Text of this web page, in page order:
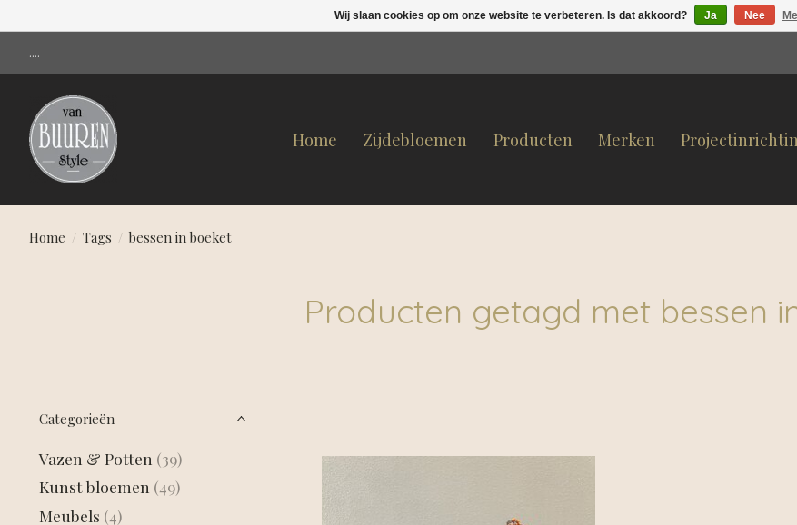
....
Home Zijdebloemen Producten Merken
Home / Tags / bessen in boeket
Producten getagd met bessen
Categorieën
Vazen & Potten (39)
Kunst bloemen (49)
Meubels (4)
Wij slaan cookies op om onze website te verbeteren. Is dat akkoord? Ja Nee